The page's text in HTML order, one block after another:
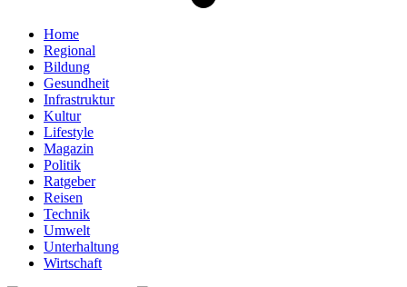
Home
Regional
Bildung
Gesundheit
Infrastruktur
Kultur
Lifestyle
Magazin
Politik
Ratgeber
Reisen
Technik
Umwelt
Unterhaltung
Wirtschaft